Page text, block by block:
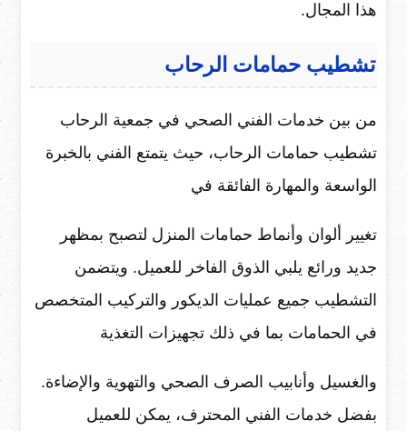
هذا المجال.
تشطيب حمامات الرحاب
من بين خدمات الفني الصحي في جمعية الرحاب
تشطيب حمامات الرحاب، حيث يتمتع الفني بالخبرة
الواسعة والمهارة الفائقة في
تغيير ألوان وأنماط حمامات المنزل لتصبح بمظهر
جديد ورائع يلبي الذوق الفاخر للعميل. ويتضمن
التشطيب جميع عمليات الديكور والتركيب المتخصص
في الحمامات بما في ذلك تجهيزات التغذية
والغسيل وأنابيب الصرف الصحي والتهوية والإضاءة.
بفضل خدمات الفني المحترف، يمكن للعميل